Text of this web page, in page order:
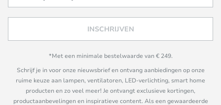
INSCHRIJVEN
*Met een minimale bestelwaarde van € 249.
Schrijf je in voor onze nieuwsbrief en ontvang aanbiedingen op onze
ruime keuze aan lampen, ventilatoren, LED-verlichting, smart home
producten en zo veel meer! Je ontvangt exclusieve kortingen,
productaanbevelingen en inspiratieve content. Als een gewaardeerde